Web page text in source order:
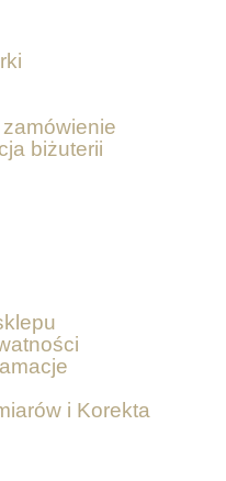
biżuterii
i Korekta